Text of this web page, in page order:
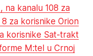
na kanalu 108 za
za korisnike Orion
korisnike Sat-trakt
M:tel u Crnoj